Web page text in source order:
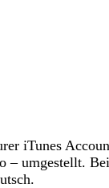
iTunes
– umgestellt.